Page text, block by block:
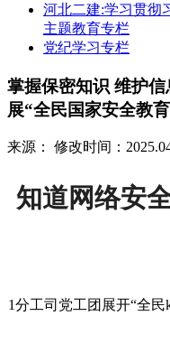
河北二建:学习贯彻
主题教育专栏
党纪学习专栏
掌握保密知识 维护
展“全民国家安全教
来源： 修改时间：
知道网络安
1分工司党工团展开“全